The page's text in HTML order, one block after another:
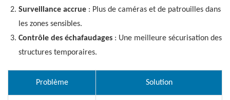
Surveillance accrue: Plus de caméras et de patrouilles dans
les zones sensibles.
Contrôle des échafaudages: Une meilleure sécurisation des
structures temporaires.
Problème Solution